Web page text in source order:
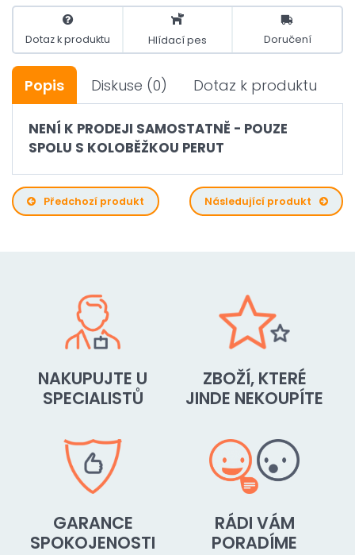
Dotaz k produktu Hlídací pes Doručení
Popis Diskuse (0) Dotaz k produktu
NENÍ K PRODEJI SAMOSTATNĚ - POUZE
SPOLU S KOLOBĚŽKOU PERUT
Předchozí produkt Následující produkt
NAKUPUJTE U
SPECIALISTŮ
ZBOŽÍ, KTERÉ
JINDE NEKOUPÍTE
GARANCE
SPOKOJENOSTI
RÁDI VÁM
PORADÍME